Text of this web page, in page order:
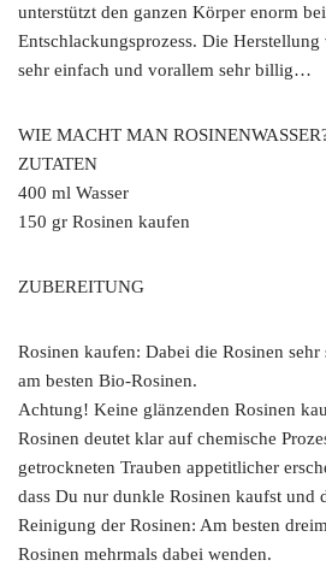
unterstützt den ganzen Körper enorm
Entschlackungsprozess. Die
sehr einfach und vorallem sehr billig…
WIE MACHT MAN
ZUTATEN
400 ml Wasser
150 gr Rosinen kaufen
ZUBEREITUNG
Rosinen kaufen: Dabei die Rosinen
am besten Bio-Rosinen.
Achtung! Keine glänzenden Rosinen
Rosinen deutet klar auf chemische
getrockneten Trauben appetitlicher
dass Du nur dunkle Rosinen kaufst und
Reinigung der Rosinen: Am besten
Rosinen mehrmals dabei wenden.